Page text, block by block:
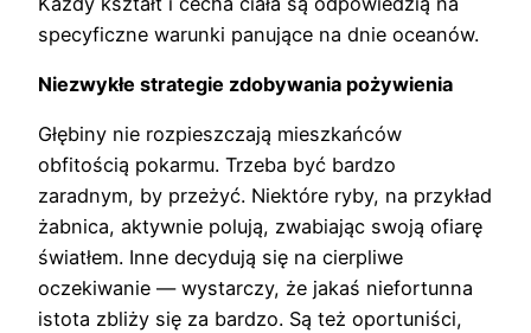
specyficzne warunki panujące na dnie oceanów.
Niezwykłe strategie zdobywania pożywienia
Głębiny nie rozpieszczają mieszkańców
obfitością pokarmu. Trzeba być bardzo
zaradnym, by przeżyć. Niektóre ryby, na przykład
żabnica, aktywnie polują, zwabiając swoją ofiarę
światłem. Inne decydują się na cierpliwe
oczekiwanie — wystarczy, że jakaś niefortunna
istota zbliży się za bardzo. Są też oportuniści,